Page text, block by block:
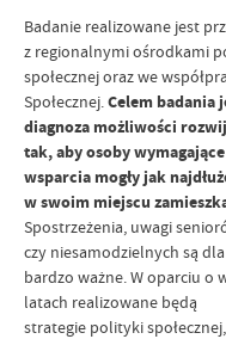
Badanie realizowane jest
z regionalnymi ośrodkami
społecznej oraz we
Społecznej.Celem badania
diagnoza możliwości
tak, aby osoby wymagające
wsparcia mogły jak
w swoim miejscu
Spostrzeżenia, uwagi
czy niesamodzielnych są
bardzo ważne. W oparciu o
latach realizowane będą
strategie polityki